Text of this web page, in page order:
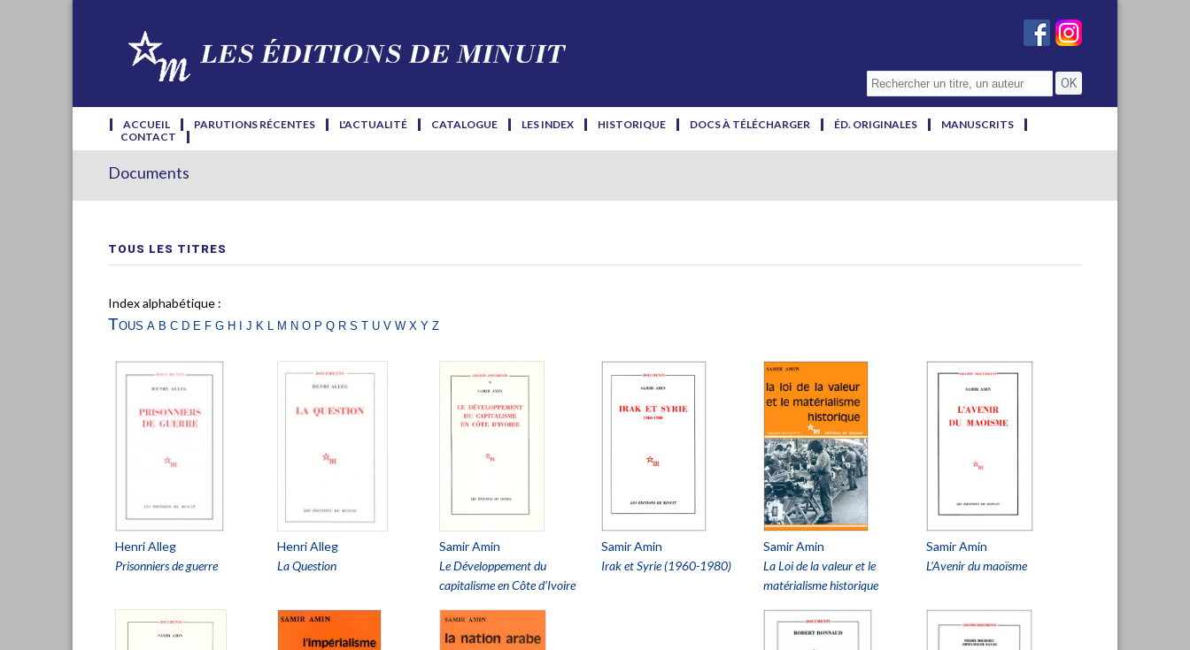
ACCUEIL PARUTIONS RÉCENTES L'ACTUALITÉ CATALOGUE LES INDEX HISTORIQUE DOCS À TÉLÉCHARGER ÉD. ORIGINALES
MANUSCRITS
CONTACT
Documents
TOUS LES TITRES
Index alphabétique :
Tous a b c d e fg h i j k l m no p q rs t uvwx yz
Henri Alleg
Prisonniers de guerre
Henri Alleg
La Question
Samir Amin
Le Développement du
capitalisme en Côte d’Ivoire
Samir Amin
Irak et Syrie (1960-1980)
Samir Amin
La Loi de la valeur et le
matérialisme historique
Samir Amin
L’Avenir du maoïsme